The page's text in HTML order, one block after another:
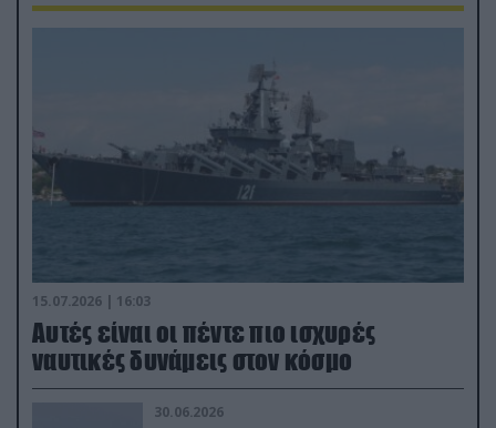
15.07.2026 | 16:03
Aυτές είναι οι πέντε πιο ισχυρές
ναυτικές δυνάμεις στον κόσμο
30.06.2026